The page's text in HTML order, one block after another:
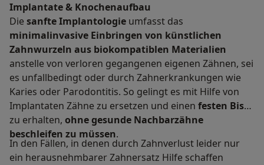
Implantate & Knochenaufbau
Die sanfte Implantologie umfasst das
minimalinvasive Einbringen von künstlichen
Zahnwurzeln aus biokompatiblen Materialien
anstelle von verloren gegangenen eigenen Zähnen, sei
es unfallbedingt oder durch Zahnerkrankungen wie
Karies oder Parodontitis. So gelingt es mit Hilfe von
Implantaten Zähne zu ersetzen und einen festen Biss
zu erhalten, ohne gesunde Nachbarzähne
beschleifen zu müssen.
In den Fällen, in denen durch Zahnverlust leider nur
ein herausnehmbarer Zahnersatz Hilfe schaffen